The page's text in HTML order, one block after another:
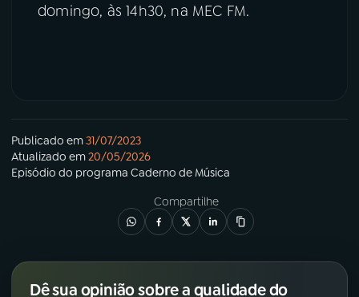
domingo, às 14h30, na MEC FM.
Publicado em31/07/2023
Atualizado em20/05/2026
Episódio do programa Caderno de Música
Compartilhe
Dê sua opinião sobre a qualidade do